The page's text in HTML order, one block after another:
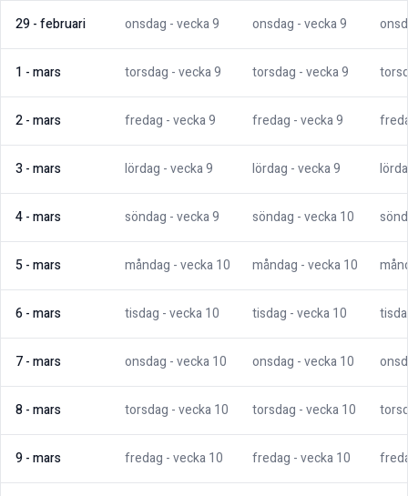
29-februari onsdag - vecka9 onsdag - vecka9
1 -mars torsdag - vecka9 torsdag - vecka9
2-mars fredag - vecka9 fredag - vecka9
3 -mars lördag - vecka9 lördag - vecka9
4-mars söndag - vecka9 söndag - vecka10
5-mars måndag - vecka10 måndag - vecka10
6-mars tisdag - vecka10 tisdag - vecka10
7-mars onsdag - vecka10 onsdag - vecka10
8-mars torsdag - vecka10 torsdag - vecka10
9-mars fredag - vecka10 fredag - vecka10